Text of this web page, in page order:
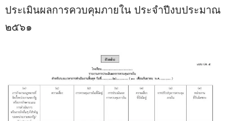
ประเมินผลการควบคุมภายใน ประจำปีงบประมาณ
๒๕๖๑